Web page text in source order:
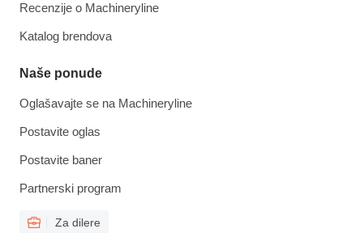
Recenzije o Machineryline
Katalog brendova
Naše ponude
Oglašavajte se na Machineryline
Postavite oglas
Postavite baner
Partnerski program
Za dilere